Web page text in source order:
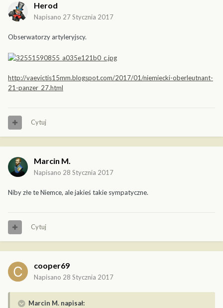
Herod
Napisano 27 Stycznia 2017
Obserwatorzy artyleryjscy.
http://vaevictis15mm.blogspot.com/2017/01/niemiecki-oberleutnant-
21-panzer_27.html
Cytuj
Marcin M.
Napisano 28 Stycznia 2017
Niby złe te Niemce, ale jakieś takie sympatyczne.
Cytuj
cooper69
Napisano 28 Stycznia 2017
Marcin M. napisał: